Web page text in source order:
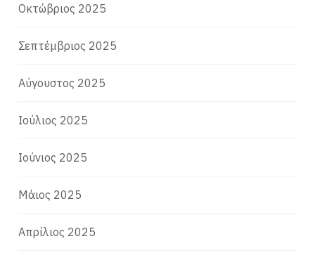
Οκτώβριος 2025
Σεπτέμβριος 2025
Αύγουστος 2025
Ιούλιος 2025
Ιούνιος 2025
Μάιος 2025
Απρίλιος 2025